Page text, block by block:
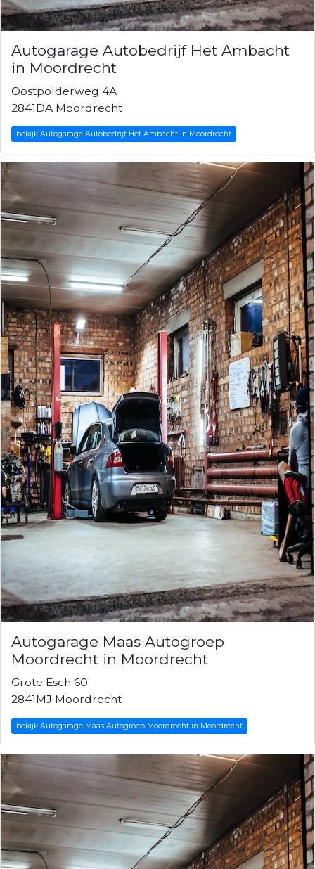
Autogarage Autobedrijf Het Ambacht
in Moordrecht
Oostpolderweg 4A
2841DA Moordrecht
bekijk Autogarage Autobedrijf Het Ambacht in Moordrecht
Autogarage Maas Autogroep
Moordrecht in Moordrecht
Grote Esch 60
2841MJ Moordrecht
bekijk Autogarage Maas Autogroep Moordrecht in Moordrecht